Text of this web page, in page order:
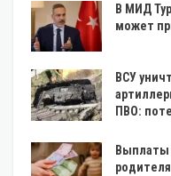
В МИД
может
ВСУ
ПВО:
Выплаты